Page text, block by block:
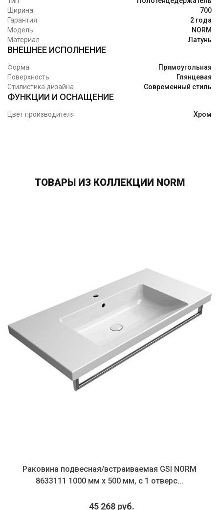
Ширина
700
Гарантия
2 года
Модель
NORM
Материал
Латунь
ВНЕШНЕЕ ИСПОЛНЕНИЕ
Форма
Прямоугольная
Поверхность
Глянцевая
Стилистика дизайна
Современный стиль
ФУНКЦИИ И ОСНАЩЕНИЕ
Цвет производителя Хром
ТОВАРЫ ИЗ КОЛЛЕКЦИИ NORM
Раковина подвесная/встраиваемая GSI NORM
8633111 1000 мм х 500 мм, с 1 отверс...
45 268 руб.